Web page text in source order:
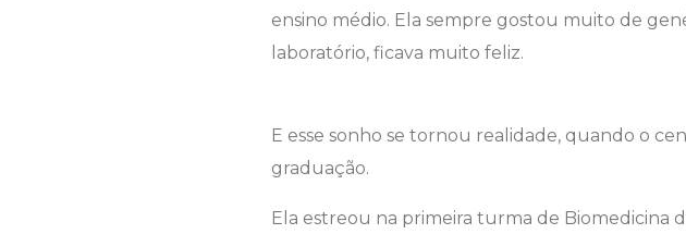
ensino médio. Ela sempre gostou muito de
laboratório, ficava muito feliz.
E esse sonho se tornou realidade, quando o
graduação.
Ela estreou na primeira turma de Biomedicina